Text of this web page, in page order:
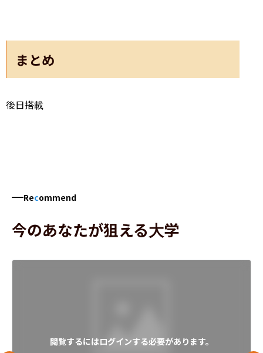
まとめ
後日搭載
Recommend
今のあなたが狙える大学
閲覧するにはログインする必要があります。